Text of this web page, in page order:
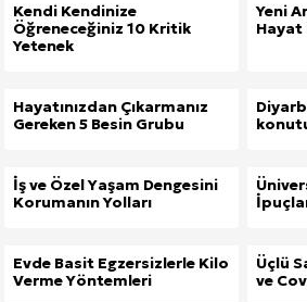
Kendi Kendinize
Öğreneceğiniz 10 Kritik
Yetenek
Yeni
Hayat
Hayatınızdan Çıkarmanız
Gereken 5 Besin Grubu
İş ve Özel Yaşam Dengesini
Korumanın Yolları
Evde Basit Egzersizlerle Kilo
Verme Yöntemleri
Üçlü
ve